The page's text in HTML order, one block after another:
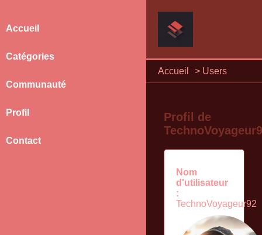
Accueil > Users
Accueil
Catégories
Communauté
Profil
Contact
Profil de
Nom
d'utilisateur
:
TechnoVoyageur92